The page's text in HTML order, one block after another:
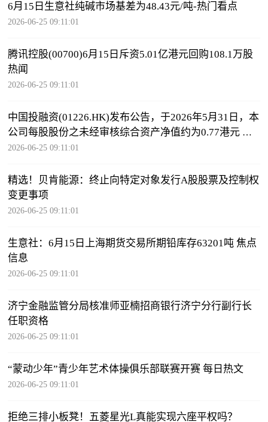
6月15日生意社纯碱市场基差为48.43元/吨-热门看点
2026-06-25 09:11:01
腾讯控股(00700)6月15日斥资5.01亿港元回购108.1万股
热闻
2026-06-25 09:11:01
中国投融资(01226.HK)发布公告，于2026年5月31日，本
公司每股股份之未经审核综合资产净值约为0.77港元 热
闻
2026-06-25 09:11:01
精选！贝肯能源：终止向特定对象发行A股股票及控制权
变更事项
2026-06-25 09:11:01
生意社：6月15日上海期货交易所期铅库存63201吨 焦点
信息
2026-06-25 09:11:01
济宁金融监管分局核准师亚楠招商银行济宁分行副行长
任职资格
2026-06-25 09:11:01
“蒙动少年”青少年艺术体操俱乐部联赛开赛 每日热文
2026-06-25 09:11:01
拒绝三排小板凳！五菱星光L真能实现六座平权吗？